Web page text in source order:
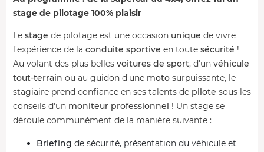
stage de pilotage 100% plaisir
Le stage de pilotage est une occasion unique de vivre
l'expérience de la conduite sportive en toute sécurité !
Au volant des plus belles voitures de sport, d'un véhicule
tout-terrain ou au guidon d'une moto surpuissante, le
stagiaire prend confiance en ses talents de pilote sous les
conseils d'un moniteur professionnel ! Un stage se
déroule communément de la manière suivante :
Briefing de sécurité, présentation du véhicule et